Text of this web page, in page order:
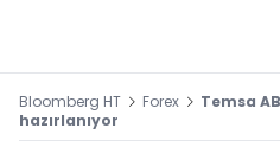
Bloomberg HT Forex
Temsa
hazırlanıyor